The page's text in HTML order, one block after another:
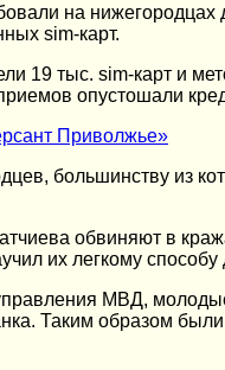
на
sim-карт.
19 тыс. sim-карт и
опустошали
Приволжье»
большинству из
обвиняют в
их легкому
МВД,
Таким образом